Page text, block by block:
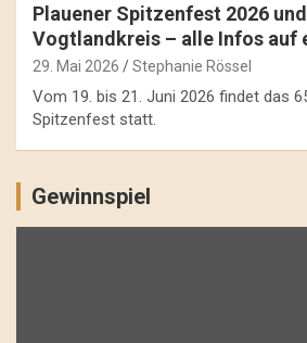
Plauener Spitzenfest 2026
Vogtlandkreis – alle Infos auf
29. Mai 2026 Stephanie Rössel
Vom 19. bis 21. Juni 2026 findet das
Spitzenfest statt.
Gewinnspiel